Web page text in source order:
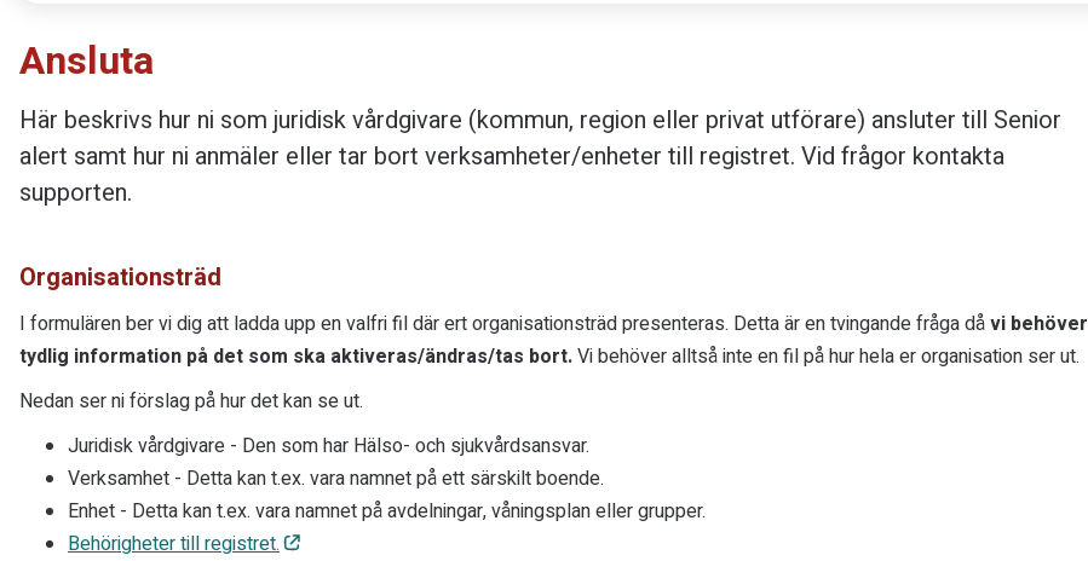
Ansluta
Här beskrivs hur ni som juridisk vårdgivare (kommun, region eller privat utförare) ansluter till Senior
alert samt hur ni anmäler eller tar bort verksamheter/enheter till registret. Vid frågor kontakta
supporten.
Organisationsträd
I formulären ber vi dig att ladda upp en valfri fil där ert organisationsträd presenteras. Detta är en tvingande fråga dåvi behöver
tydlig information på det som ska aktiveras/ändras/tas bort.Vi behöver alltså inte en fil på hur hela er organisation ser ut.
Nedan ser ni förslag på hur det kan se ut.
Juridisk vårdgivare - Den som har Hälso- och sjukvårdsansvar.
Verksamhet - Detta kan t.ex. vara namnet på ett särskilt boende.
Enhet - Detta kan t.ex. vara namnet på avdelningar, våningsplan eller grupper.
Behörigheter till registret.